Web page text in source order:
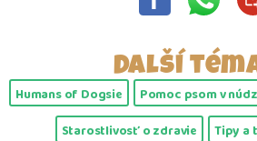
Další
Humans of Dogsie Pomoc psom v
Starostlivosť o zdravie
Tipy a